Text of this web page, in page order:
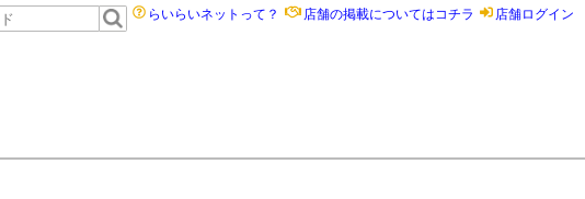
らいらいネットって？ 店舗の掲載についてはコチラ 店舗ログイン